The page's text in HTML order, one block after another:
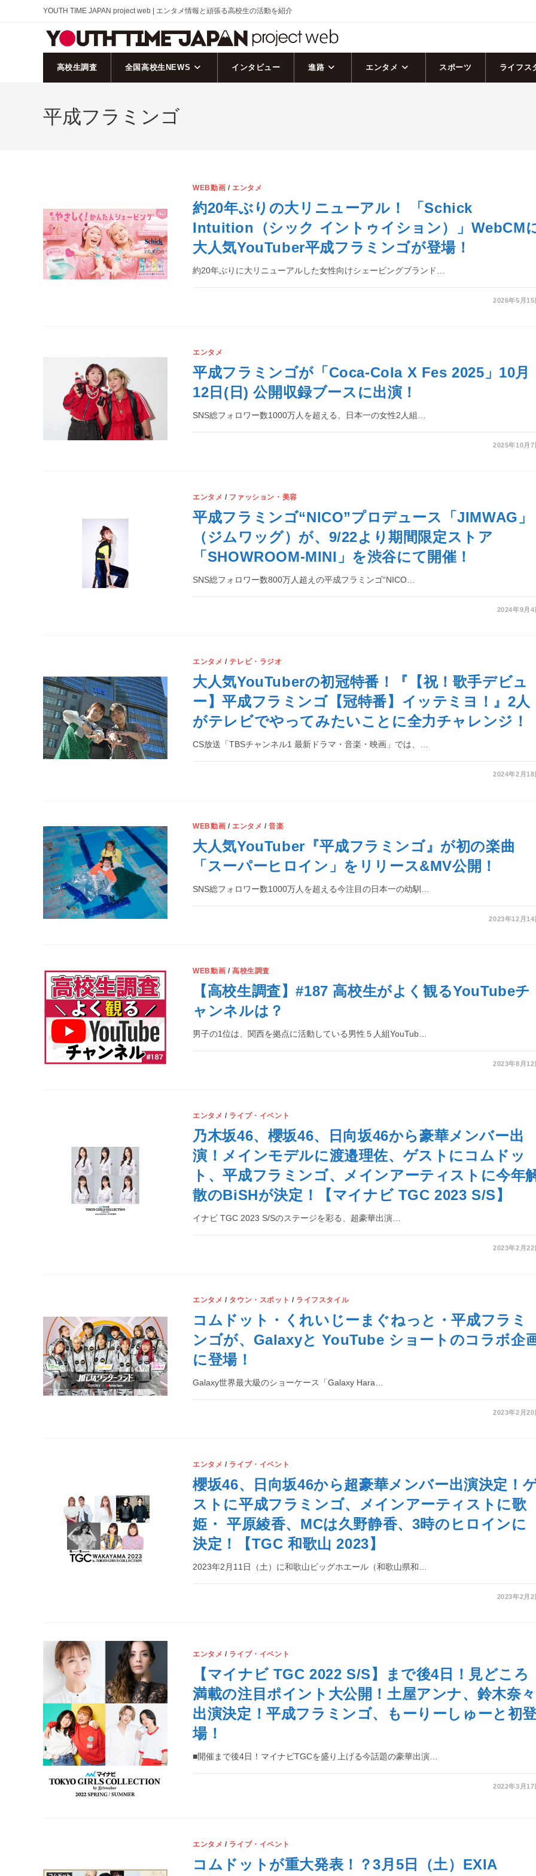
YOUTH TIME JAPAN project web | エンタメ情報と頑張る高校生の活動を紹介
高校生調査 全国高校生NEWS インタビュー 進路 エンタメ スポーツ ライフス
平成フラミンゴ
WEB動画 / エンタメ
約20年ぶりの大リニューアル！ 「Schick
Intuition（シック イントゥイション）」WebCM
大人気YouTuber平成フラミンゴが登場！
約20年ぶりに大リニューアルした女性向けシェービングブランド…
2026年5月15
エンタメ
平成フラミンゴが「Coca-Cola X Fes 2025」10月
12日(日) 公開収録ブースに出演！
SNS総フォロワー数1000万人を超える、日本一の女性2人組…
2025年10月7
エンタメ / ファッション・美容
平成フラミンゴ“NICO”プロデュース「JIMWAG」
（ジムワッグ）が、9/22より期間限定ストア
「SHOWROOM-MINI」を渋谷にて開催！
SNS総フォロワー数800万人超えの平成フラミンゴ“NICO…
2024年9月4
エンタメ / テレビ・ラジオ
大人気YouTuberの初冠特番！『【祝！歌手デビュ
ー】平成フラミンゴ【冠特番】イッテミヨ！』2人
がテレビでやってみたいことに全力チャレンジ！
CS放送「TBSチャンネル1 最新ドラマ・音楽・映画」では、…
2024年2月18
WEB動画 / エンタメ /音楽
大人気YouTuber『平成フラミンゴ』が初の楽曲
「スーパーヒロイン」をリリース&MV公開！
SNS総フォロワー数1000万人を超える今注目の日本一の幼馴…
2023年12月14
WEB動画 /高校生調査
【高校生調査】#187 高校生がよく観るYouTubeチ
ャンネルは？
男子の1位は、関西を拠点に活動している男性５人組YouTub…
2023年8月12
エンタメ / ライブ・イベント
乃木坂46、櫻坂46、日向坂46から豪華メンバー出
演！メインモデルに渡邉理佐、ゲストにコムドッ
ト、平成フラミンゴ、メインアーティストに今年
散のBiSHが決定！【マイナビ TGC 2023 S/S】
イナビ TGC 2023 S/Sのステージを彩る、超豪華出演…
2023年2月22
エンタメ / タウン・スポット / ライフスタイル
コムドット・くれいじーまぐねっと・平成フラミ
ンゴが、Galaxyと YouTube ショートのコラボ企
に登場！
Galaxy世界最大級のショーケース「Galaxy Hara…
2023年2月20
エンタメ / ライブ・イベント
櫻坂46、日向坂46から超豪華メンバー出演決定！
ストに平成フラミンゴ、メインアーティストに歌
姫・ 平原綾香、MCは久野静香、3時のヒロインに
決定！【TGC 和歌山 2023】
2023年2月11日（土）に和歌山ビッグホエール（和歌山県和…
2023年2月2
エンタメ / ライブ・イベント
【マイナビ TGC 2022 S/S】まで後4日！見どころ
満載の注目ポイント大公開！土屋アンナ、鈴木奈々
出演決定！平成フラミンゴ、もーりーしゅーと初
場！
■開催まで後4日！マイナビTGCを盛り上げる今話題の豪華出演…
2022年3月17
エンタメ / ライブ・イベント
コムドットが重大発表！？3月5日（土）EXIA